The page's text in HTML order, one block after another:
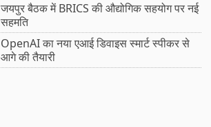
जयपुर बैठक में BRICS की औद्योगिक सहयोग पर नई
सहमति
OpenAI का नया एआई डिवाइस स्मार्ट स्पीकर से
आगे की तैयारी